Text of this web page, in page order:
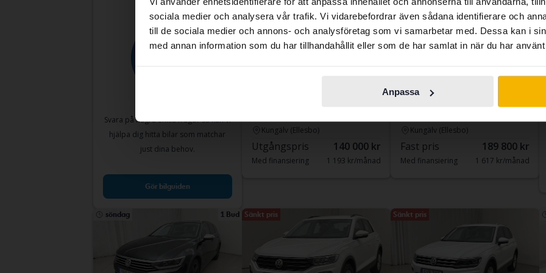
sociala medier och analysera vår trafik. Vi vidarebefordrar även sådana identifierare och
till de sociala medier och annons- och analysföretag som vi samarbetar med. Dessa kan i
med annan information som du har tillhandahållit eller som de har samlat in när du har
Anpassa
Svara på några enkla frågor så kan vi
hjälpa dig hitta bilar som matchar
just dina behov.
Gör bilguiden
Kungälv (Ellesbo)
Utgångspris 140 000 kr
Med finansiering 1 193 kr/månad
Volkswagen Passat
Kungälv (Ellesbo)
Fast pris 189 800 kr
Med finansiering 1 617 kr/månad
söndag 1 Bud Sänkt pris Sänkt pris
contains all the same vehicles and services.
Continue in